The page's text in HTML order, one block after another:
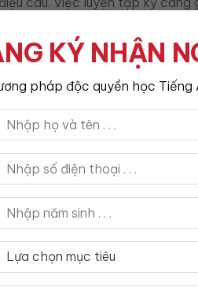
KÝ NHẬN
pháp độc quyền học Tiếng
trò quan trọng trong phát âm
trong bed.
phát âm không rõ có thể